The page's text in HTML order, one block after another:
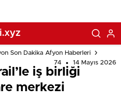
Son Dakika Afyon Haberleri
74
14 Mayıs 2026
iş birliği
merkezi